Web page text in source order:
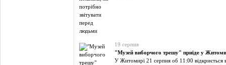
19 серпня
"Музей виборчого трешу" приїде у
У Житомирі 21 серпня об 11:00 відкриється